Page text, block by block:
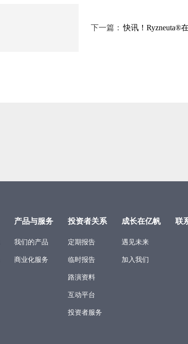
下一篇： 快讯！Ryzneuta®
产品与服务
我们的产品
商业化服务
投资者关系
定期报告
临时报告
路演资料
互动平台
投资者服务
成长在亿帆
遇见未来
加入我们
联